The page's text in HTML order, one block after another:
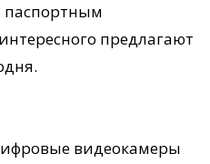
паспортным
предлагают
видеокамеры